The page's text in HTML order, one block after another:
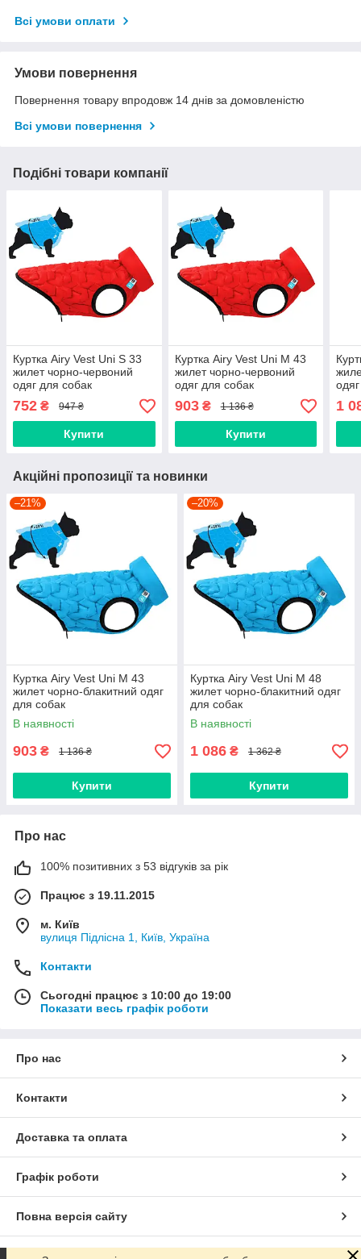
Всі умови оплати
Умови повернення
Повернення товару впродовж 14 днів за домовленістю
Всі умови повернення
Подібні товари компанії
Куртка Airy Vest Uni S 33
жилет чорно-червоний
одяг для собак
752 ₴ 947 ₴
Купити
Куртка Airy Vest Uni M 43
жилет чорно-червоний
одяг для собак
903₴ 1 136 ₴
Купити
1
Акційні пропозиції та новинки
–21%
Куртка Airy Vest Uni M 43
жилет чорно-блакитний одяг
для собак
В наявності
903 ₴ 1 136 ₴
Купити
–20%
Куртка Airy Vest Uni M 48
жилет чорно-блакитний одяг
для собак
В наявності
1 086 ₴ 1 362 ₴
Купити
Про нас
100% позитивних з 53 відгуків за рік
Працює з 19.11.2015
м. Київ
вулиця Підлісна 1, Київ, Україна
Контакти
Сьогодні працює з 10:00 до 19:00
Показати весь графік роботи
Про нас
Контакти
Доставка та оплата
Графік роботи
Повна версія сайту
Сайт створено на маркетплейсі Prom.ua